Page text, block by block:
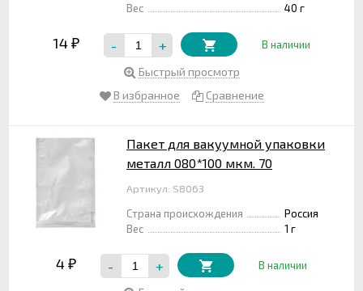
Вес
40 г
14 ₽ - + В наличии
Быстрый просмотр
В избранное
Сравнение
Пакет для вакуумной упаковки
металл 080*100 мкм. 70
Артикул: S8063
Страна происхождения
Россия
Вес
1 г
4 ₽ - + В наличии